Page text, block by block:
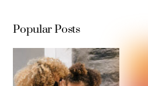
Popular Posts